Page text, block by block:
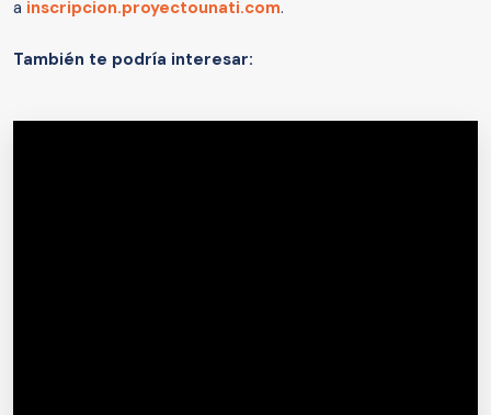
a inscripcion.proyectounati.com.
También te podría interesar: